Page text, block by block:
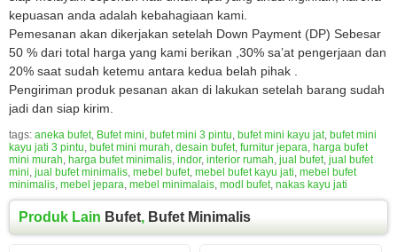
kepuasan anda adalah kebahagiaan kami.
Pemesanan akan dikerjakan setelah Down Payment (DP) Sebesar
50 % dari total harga yang kami berikan ,30% sa’at pengerjaan dan
20% saat sudah ketemu antara kedua belah pihak .
Pengiriman produk pesanan akan di lakukan setelah barang sudah
jadi dan siap kirim.
tags: aneka bufet, Bufet mini, bufet mini 3 pintu, bufet mini kayu jat, bufet mini
kayu jati 3 pintu, bufet mini murah, desain bufet, furnitur jepara, harga bufet
mini murah, harga bufet minimalis, indor, interior rumah, jual bufet, jual bufet
mini, jual bufet minimalis, mebel bufet, mebel bufet kayu jati, mebel bufet
minimalis, mebel jepara, mebel minimalais, modl bufet, nakas kayu jati
Produk Lain Bufet, Bufet Minimalis